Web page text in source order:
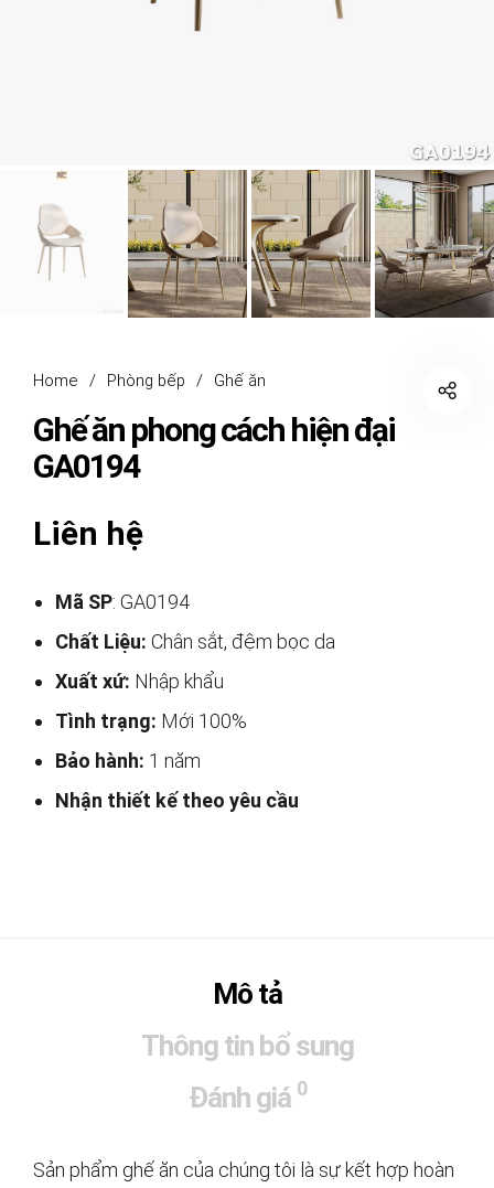
Home / Phòng bếp / Ghế ăn
Ghế ăn phong cách hiện đại
GA0194
Liên hệ
Mã SP: GA0194
Chất Liệu: Chân sắt, đệm bọc da
Xuất xứ: Nhập khẩu
Tình trạng: Mới 100%
Bảo hành: 1 năm
Nhận thiết kế theo yêu cầu
Mô tả
Thông tin bổ sung
Đánh giá 0
Sản phẩm ghế ăn của chúng tôi là sự kết hợp hoàn